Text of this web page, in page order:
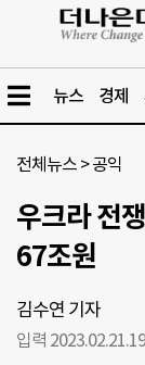
뉴스 경제
전체뉴스 >공익
우크라 전
67조원
김수연 기자
입력 2023.02.21.